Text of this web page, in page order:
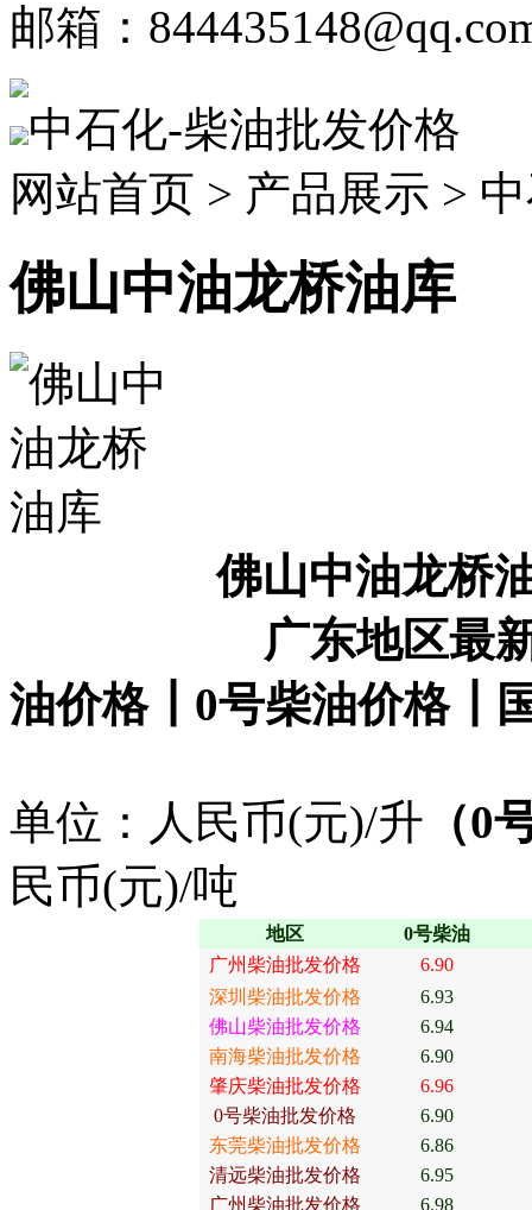
邮箱：
中石化-柴油批发价格
网站首页 > 产品展示 >
佛山中油龙桥油库
佛山中油龙桥
广东地区最
油价格┃0号柴油价格┃
单位：人民币(元)/升 （0
民币(元)/吨
地区 0号柴油
广州柴油批发价格
6.90
深圳柴油批发价格
6.93
佛山柴油批发价格
6.94
南海柴油批发价格
6.90
肇庆柴油批发价格
6.96
0号柴油批发价格
6.90
东莞柴油批发价格
6.86
清远柴油批发价格
6.95
广州柴油批发价格
6.98